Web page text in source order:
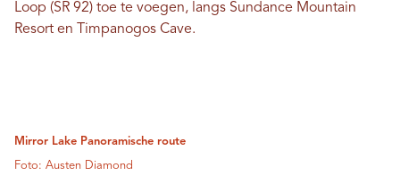
Loop (SR 92) toe te voegen, langs Sundance Mountain
Resort en Timpanogos Cave.
Mirror Lake Panoramische route
Foto: Austen Diamond